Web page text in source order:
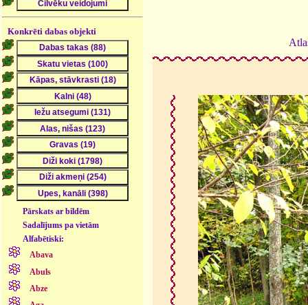
Konkrēti dabas objekti
Pārskats ar bildēm
Sadalījums pa vietām
Alfabētiski:
Abava
Abuls
Abze